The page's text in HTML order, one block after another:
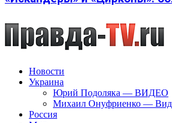
Новости
Украина
Юрий Подоляка — ВИДЕО
Михаил Онуфриенко —
Россия